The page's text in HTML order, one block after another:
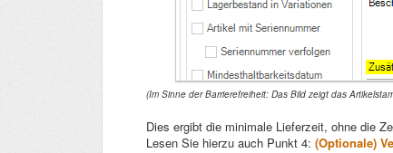
(Im Sinne der Barrierefreiheit: Das Bild zeigt das
Dies ergibt die minimale Lieferzeit, ohne die
Lesen Sie hierzu auch Punkt 4: (Optionale)